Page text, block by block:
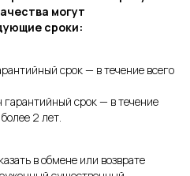
могут
сроки:
срок — в течение всего
гарантийный срок — в течение
2 лет.
в обмене или возврате